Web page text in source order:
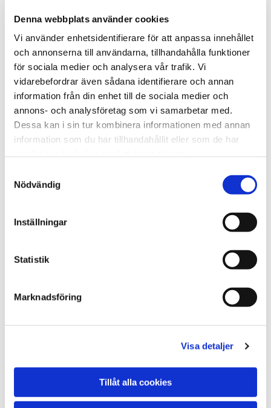
Denna webbplats använder cookies
Vi använder enhetsidentifierare för att anpassa innehållet
och annonserna till användarna, tillhandahålla funktioner
för sociala medier och analysera vår trafik. Vi
vidarebefordrar även sådana identifierare och annan
information från din enhet till de sociala medier och
annons- och analysföretag som vi samarbetar med.
Dessa kan i sin tur kombinera informationen med annan
information som du har tillhandahållit eller som de har
Nödvändig
Inställningar
Statistik
Marknadsföring
Visa detaljer
Tillåt alla cookies
Undermonterad diskho
Planmonterad diskho
Övermonterad diskho
Ingen diskho
Håltagning
Håltagning för kran (35mm)
Håltagning för kran (40mm)
Håltagning för diskmedelspump
Bakkantslist / Stänkskydd
Övriga uppgifter
Önskas mätning på plats